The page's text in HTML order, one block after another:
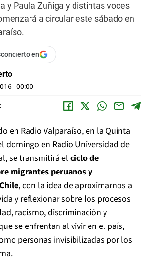
y Paula Zuñiga y distintas voces
a circular este sábado en
en
- 00:00
en Radio Valparaíso, en la Quinta
domingo en Radio Universidad de
se transmitirá el ciclo de
migrantes peruanos y
,con la idea de aproximarnos a
y reflexionar sobre los procesos
racismo, discriminación y
se enfrentan al vivir en el país,
personas invisibilizadas por los